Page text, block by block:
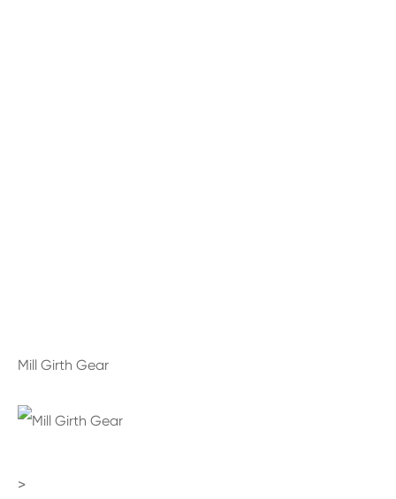
Mill Girth Gear
>